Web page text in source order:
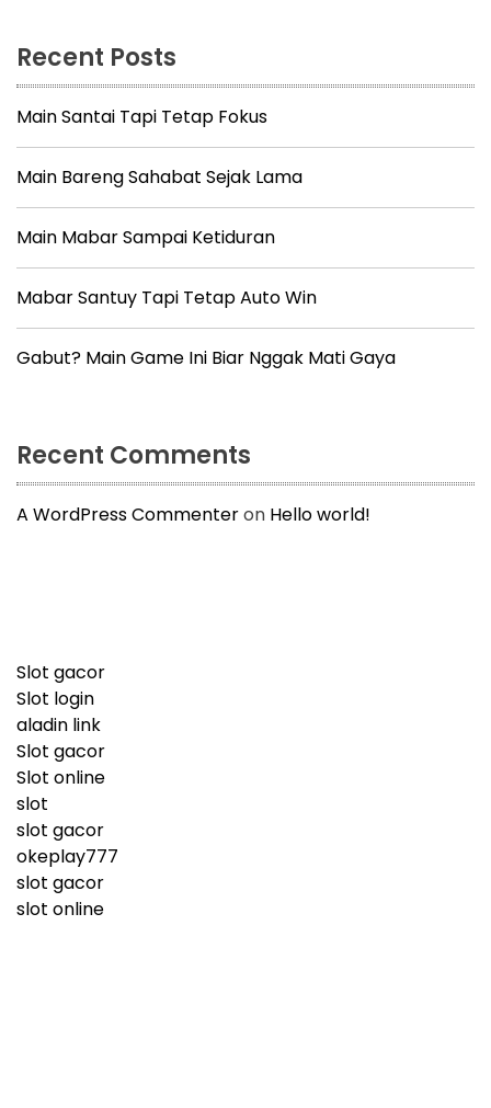
Recent Posts
Main Santai Tapi Tetap Fokus
Main Bareng Sahabat Sejak Lama
Main Mabar Sampai Ketiduran
Mabar Santuy Tapi Tetap Auto Win
Gabut? Main Game Ini Biar Nggak Mati Gaya
Recent Comments
A WordPress Commenteron Hello world!
Slot gacor
Slot login
aladin link
Slot gacor
Slot online
slot
slot gacor
okeplay777
slot gacor
slot online